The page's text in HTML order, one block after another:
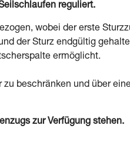
reguliert.
wobei der erste
der Sturz endgültig
ermöglicht.
beschränken und über
zur Verfügung stehen.